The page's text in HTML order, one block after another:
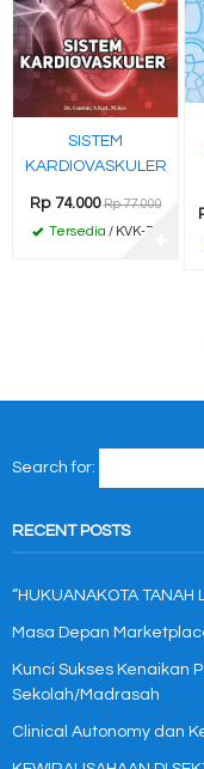
SISTEM
KARDIOVASKULER
Rp 74.000 Rp 77.000
Tersedia / KVK-77
Search for:
RECENT POSTS
“HUKUANAKOTA TANAH
Masa Depan
Kunci Sukses Kenaikan
Sekolah/Madrasah
Clinical Autonomy dan